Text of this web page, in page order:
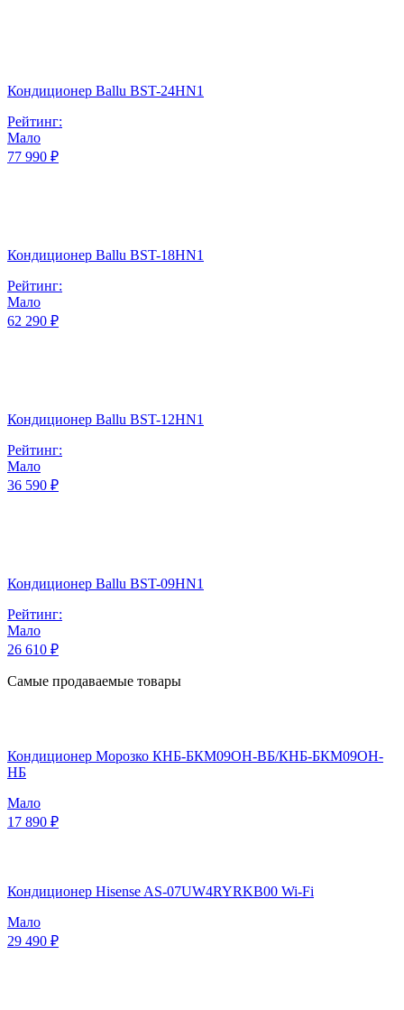
Кондиционер Ballu BST-24HN1
Рейтинг:
Мало
77 990 ₽
Кондиционер Ballu BST-18HN1
Рейтинг:
Мало
62 290 ₽
Кондиционер Ballu BST-12HN1
Рейтинг:
Мало
36 590 ₽
Кондиционер Ballu BST-09HN1
Рейтинг:
Мало
26 610 ₽
Самые продаваемые товары
Кондиционер Морозко КНБ-БКМ09ОН-ВБ/КНБ-БКМ09ОН-
НБ
Мало
17 890 ₽
Кондиционер Hisense AS-07UW4RYRKB00 Wi-Fi
Мало
29 490 ₽